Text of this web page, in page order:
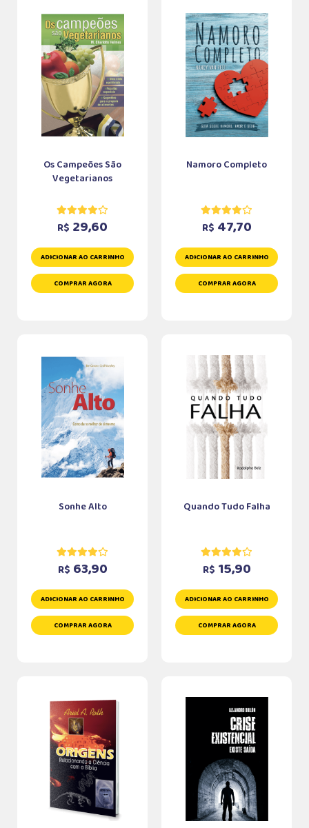
Os Campeões São
Vegetarianos
R$ 29,60
ADICIONAR AO CARRINHO
COMPRAR AGORA
Namoro Completo
R$ 47,70
ADICIONAR AO CARRINHO
COMPRAR AGORA
Sonhe Alto
R$ 63,90
ADICIONAR AO CARRINHO
COMPRAR AGORA
Quando Tudo Falha
R$ 15,90
ADICIONAR AO CARRINHO
COMPRAR AGORA